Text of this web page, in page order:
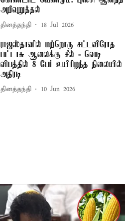
அறிவுறுத்தல்
தினத்தந்தி 18 Jul 2026
ராஜஸ்தானில் மற்றொரு சட்டவிரோத
பட்டாசு ஆலைக்கு சீல் - வெடி
விபத்தில் 8 பேர் உயிரிழந்த நிலையில்
அதிரடி
தினத்தந்தி 10 Jun 2026